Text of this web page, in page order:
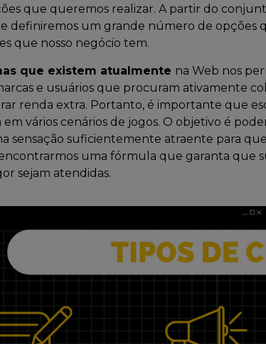
que queremos realizar. A partir do
definiremos um grande número de opções
que nosso negócio tem.
que existem atualmente na Web nos
e usuários que procuram ativamente
renda extra. Portanto, é importante que
em vários cenários de jogos. O objetivo é
sensação suficientemente atraente para
uma fórmula que garanta que
sejam atendidas.